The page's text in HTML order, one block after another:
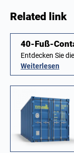
Related link
40-Fuß-
Entdecken Sie
Weiterlesen